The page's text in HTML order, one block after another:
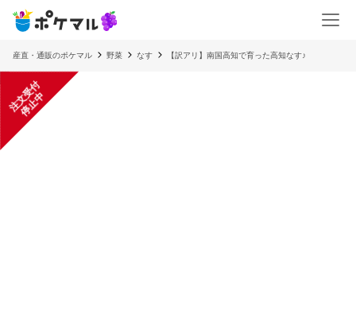
産直・通販のポケマル 野菜 なす 【訳アリ】南国高知で育った高知なす♪
注
文
受
付
停
止
中